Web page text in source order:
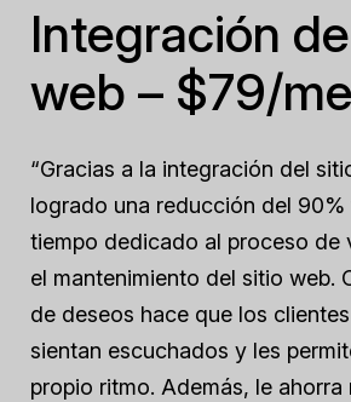
Integración
web – $79/
“Gracias a la integración del
logrado una reducción del 90%
tiempo dedicado al proceso de
el mantenimiento del sitio web.
de deseos hace que los
sientan escuchados y les
propio ritmo. Además, le ahorra